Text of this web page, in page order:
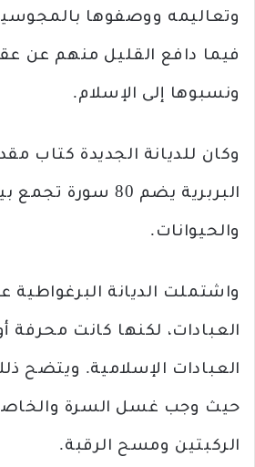
وتعاليمه ووصفوها
فيما دافع القليل منهم عن
ونسبوها إلى الإسلام.
وكان للديانة الجديدة كتاب
البربرية يضم 80
والحيوانات.
واشتملت الديانة البرغواطية
العبادات، لكنها كانت محرفة
العبادات الإسلامية. ويتضح
حيث وجب غسل السرة
الركبتين ومسح الرقبة.